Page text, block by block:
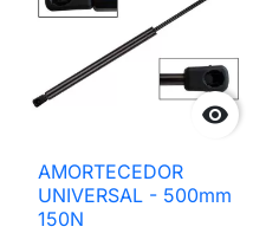

AMORTECEDOR
UNIVERSAL - 500mm
150N